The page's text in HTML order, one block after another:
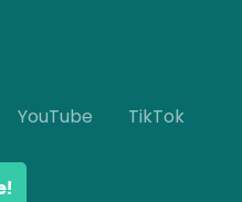
YouTube TikTok